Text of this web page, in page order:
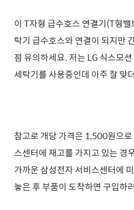
이 T자형 급수호스 연결기(T형밸
탁기 급수호스와 연결이 되지만
점 유의하세요. 저는 LG 식스모
세탁기를 사용중인데 아주 잘 맞
참고로 개당 가격은 1,500원으
스센터에 재고를 가지고 있는 경
가까운 삼성전자 서비스센터에
놓은 후 부품이 도착하면 구입하